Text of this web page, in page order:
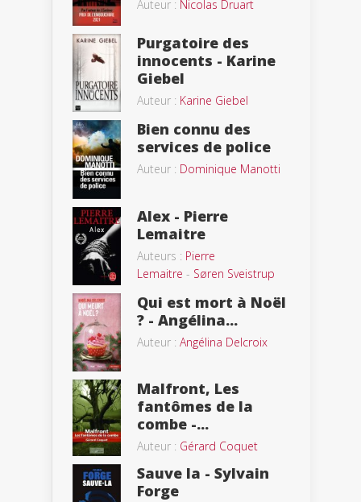
Auteur : Nicolas Druart
Purgatoire des
innocents - Karine
Giebel
Auteur : Karine Giebel
Bien connu des
services de police
Auteur : Dominique Manotti
Alex - Pierre
Lemaitre
Auteurs : Pierre
Lemaitre - Søren Sveistrup
Qui est mort à Noël
? - Angélina...
Auteur : Angélina Delcroix
Malfront, Les
fantômes de la
combe -...
Auteur : Gérard Coquet
Sauve la - Sylvain
Forge